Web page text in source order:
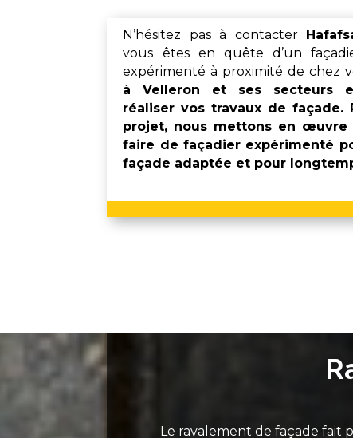
N’hésitez pas à contacter
vous êtes en quête d’un
expérimenté à proximité de chez
àVelleron et ses secteurs
réaliser vos travaux de façade.
projet, nous mettons en œuvre
faire de façadier expérimenté
façade adaptée et pour
Le ravalement de façade fait